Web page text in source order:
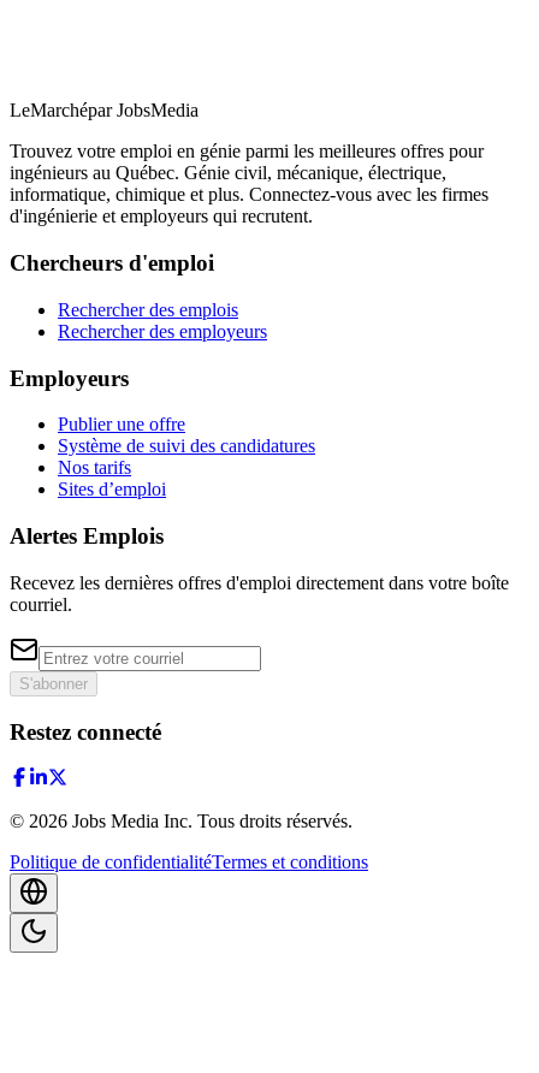
LeMarchépar JobsMedia
Trouvez votre emploi en génie parmi les meilleures offres pour
ingénieurs au Québec. Génie civil, mécanique, électrique,
informatique, chimique et plus. Connectez-vous avec les firmes
d'ingénierie et employeurs qui recrutent.
Chercheurs d'emploi
Rechercher des emplois
Rechercher des employeurs
Employeurs
Publier une offre
Système de suivi des candidatures
Nos tarifs
Sites d’emploi
Alertes Emplois
Recevez les dernières offres d'emploi directement dans votre boîte
courriel.
S'abonner
Restez connecté
© 2026 Jobs Media Inc. Tous droits réservés.
Politique de confidentialitéTermes et conditions